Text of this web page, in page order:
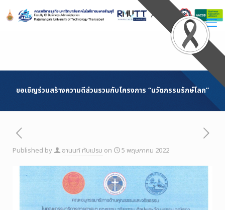
Content
ขอเชิญร่วมสร้างความดีส่วนรวมกับโครงการ “นวัตกรรมรักษ์โลก”
Published by อานนท์ ทับเปรม on 5 พฤษภาคม 2022